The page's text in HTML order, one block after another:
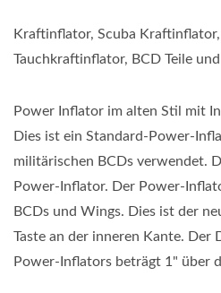
Kraftinflator, Scuba
Tauchkraftinflator, BCD Teile
Power Inflator im alten Stil mit
Dies ist ein Standard-Power-
militärischen BCDs verwendet.
Power-Inflator. Der Power-
BCDs und Wings. Dies ist der
Taste an der inneren Kante. Der
Power-Inflators beträgt 1" über